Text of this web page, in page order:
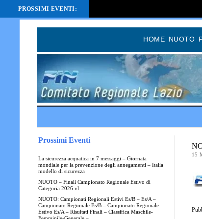
HOME NUOTO
Prossimi Eventi
La sicurezza acquatica in 7 messaggi – Giornata
mondiale per la prevenzione degli annegamenti – Italia
modello di sicurezza
NUOTO – Finali Campionato Regionale Estivo di
Categoria 2026 vl
NUOTO: Campionati Regionali Estivi Es/B – Es/A –
Campionato Regionale Es/B – Campionato Regionale
Estivo Es/A – Risultati Finali – Classifica Maschile-
15
PROSSIMI EVENTI: